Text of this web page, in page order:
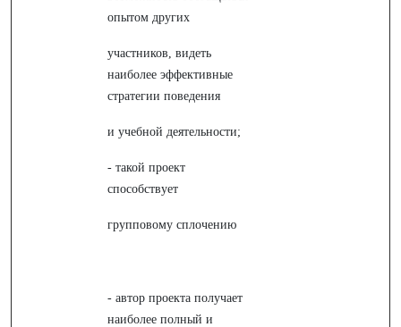
опытом других
участников, видеть
наиболее эффективные
стратегии поведения
и учебной деятельности;
- такой проект
способствует
групповому сплочению
- автор проекта получает
наиболее полный и